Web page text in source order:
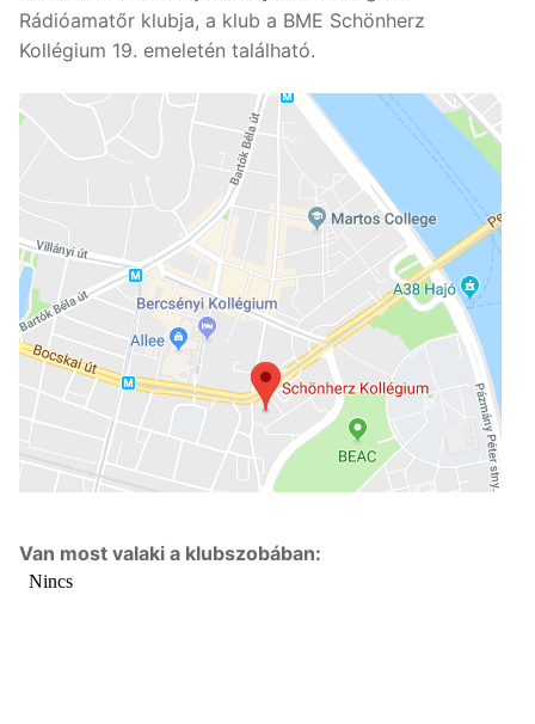
Rádióamatőr klubja, a klub a BME Schönherz
Kollégium 19. emeletén található.
Van most valaki a klubszobában: